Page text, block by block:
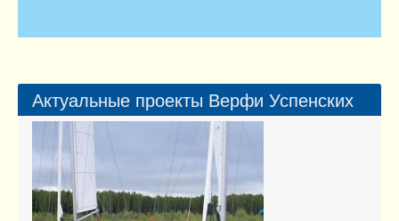
Актуальные проекты Верфи Успенских
13.00кв.м.
Форсаж